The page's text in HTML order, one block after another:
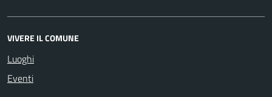
VIVERE IL COMUNE
Luoghi
Eventi